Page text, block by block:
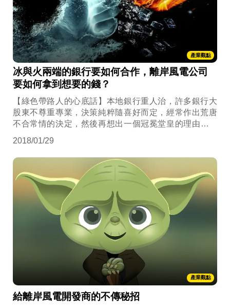
產業觀點
冰與火兩端的銀行要如何合作，離岸風電公司
要如何拿到想要的錢？
【綠色帶路人的心底話】本地銀行重人治，許多銀行大
股東不尊重專業，決策純粹隨喜好而定，經常作出荒唐
不合常情的決定，然後再想出一個冠冕堂皇的理由去擦
2018/01/29
產業觀點
給離岸風電開發商的不傳秘招